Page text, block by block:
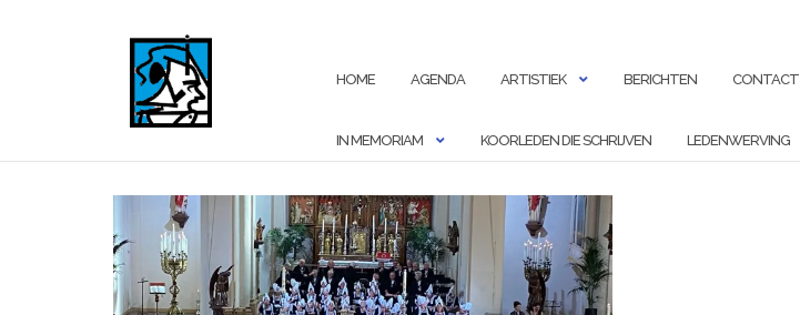
HOME AGENDA ARTISTIEK BERICHTEN CONTACT
IN MEMORIAM KOORLEDEN DIE SCHRIJVEN LEDENWERVING
Blog